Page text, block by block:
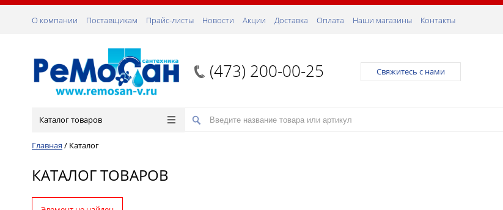
О компании Поставщикам Прайс-листы Новости Акции Доставка Оплата Наши магазины Контакты
(473) 200-00-25 Свяжитесь с нами
Каталог товаров
Главная / Каталог
КАТАЛОГ ТОВАРОВ